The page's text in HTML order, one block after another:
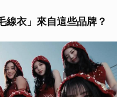
線衣」來自這些品牌？